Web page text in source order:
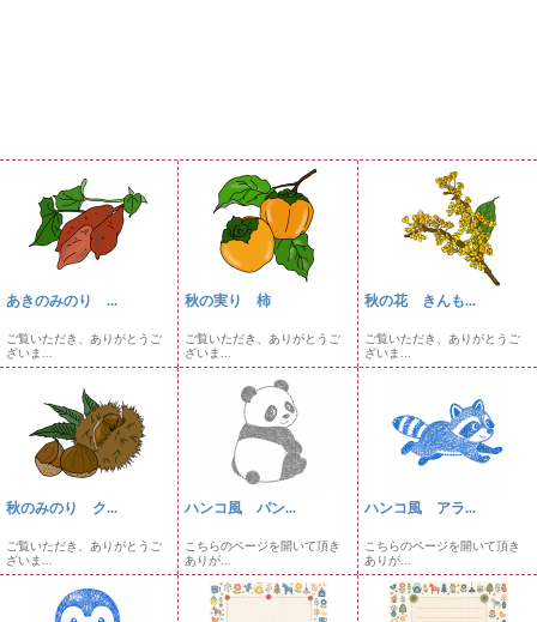
あきのみのり ...
ご覧いただき、ありがとうご
ざいま...
秋の実り 柿
ご覧いただき、ありがとうご
ざいま...
秋の花 きんも...
ご覧いただき、ありがとうご
ざいま...
秋のみのり ク...
ご覧いただき、ありがとうご
ざいま...
ハンコ風 パン...
こちらのページを開いて頂き
ありが...
ハンコ風 アラ...
こちらのページを開いて頂き
ありが...